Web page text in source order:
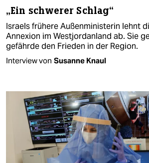
„Ein schwerer Schlag“
Israels frühere Außenministerin lehnt
Annexion im Westjordanland ab. Sie
gefährde den Frieden in der Region.
Interview von Susanne Knaul